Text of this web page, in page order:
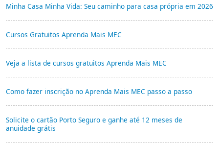
Minha Casa Minha Vida: Seu caminho para casa própria em 2026
Cursos Gratuitos Aprenda Mais MEC
Veja a lista de cursos gratuitos Aprenda Mais MEC
Como fazer inscrição no Aprenda Mais MEC passo a passo
Solicite o cartão Porto Seguro e ganhe até 12 meses de
anuidade grátis